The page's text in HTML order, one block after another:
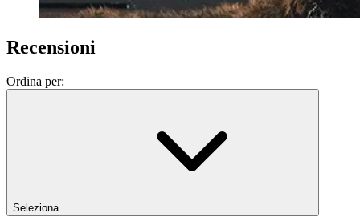
Recensioni
Ordina per:
Seleziona ...